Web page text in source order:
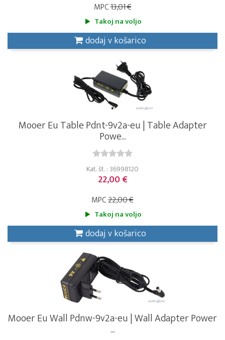
MPC13,01 €
Takoj na voljo
dodaj v košarico
Mooer Eu Table Pdnt-9v2a-eu | Table Adapter
Powe...
Kat. št. : 36998120
22,00 €
MPC22,00 €
Takoj na voljo
dodaj v košarico
Mooer Eu Wall Pdnw-9v2a-eu | Wall Adapter Power
...